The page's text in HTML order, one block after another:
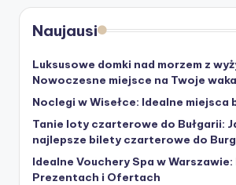
Naujausi
Luksusowe domki nad morzem z
Nowoczesne miejsce na Twoje
Noclegi w Wisełce: Idealne miejsca
Tanie loty czarterowe do Bułgarii:
najlepsze bilety czarterowe do
Idealne Vouchery Spa w
Prezentach i Ofertach